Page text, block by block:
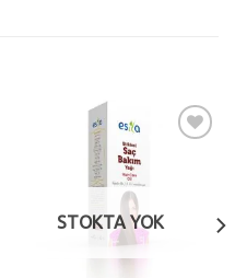
STOKTA YOK